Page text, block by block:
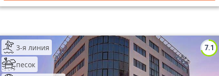
7.1
3-я линия
песок